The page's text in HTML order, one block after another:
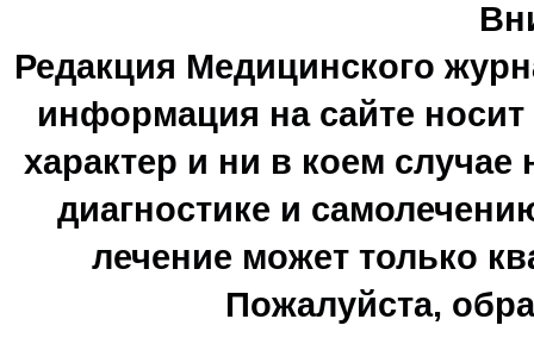
Редакция Медицинского
информация на сайте
характер и ни в коем
диагностике и
лечение может только
Пожалуйста,